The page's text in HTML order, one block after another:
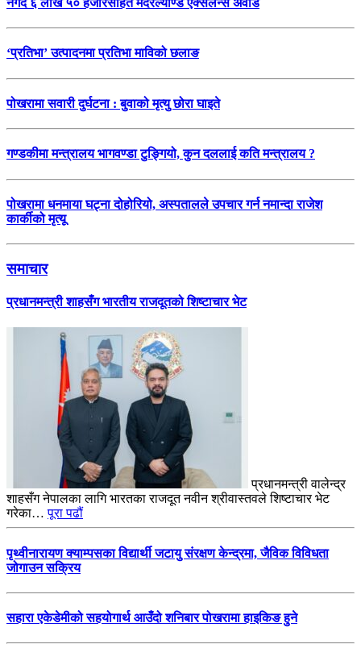
‘प्रतिभा’ उत्पादनमा प्रतिभा माविको छलाङ
पोखरामा सवारी दुर्घटना : बुवाको मृत्यु छोरा घाइते
गण्डकीमा मन्त्रालय भागवण्डा टुङ्गियो, कुन दललाई कति मन्त्रालय ?
पोखरामा धनमाया घट्ना दोहोरियो, अस्पतालले उपचार गर्न नमान्दा राजेश
कार्कीको मृत्यू
समाचार
प्रधानमन्त्री शाहसँग भारतीय राजदूतको शिष्टाचार भेट
प्रधानमन्त्री वालेन्द्र
शाहसँग नेपालका लागि भारतका राजदूत नवीन श्रीवास्तवले शिष्टाचार भेट
गरेका…पूरा पढौं
पृथ्वीनारायण क्याम्पसका विद्यार्थी जटायु संरक्षण केन्द्रमा, जैविक विविधता
जोगाउन सक्रिय
सहारा एकेडेमीको सहयोगार्थ आउँदो शनिबार पोखरामा हाइकिङ हुने